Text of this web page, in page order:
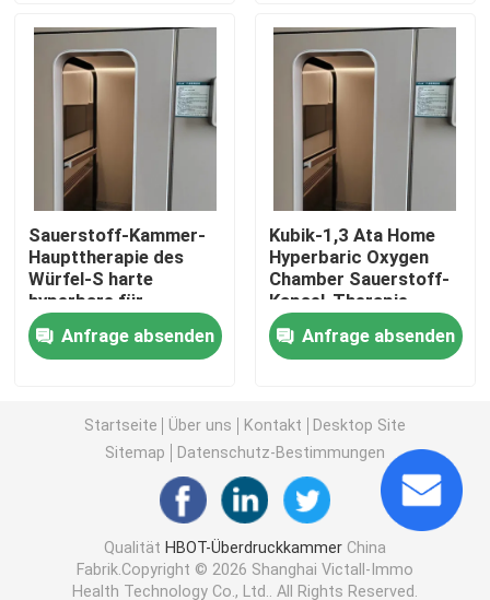
Überdruckkammer BADEKURORT
Alternde RückÜberdruckkammer
1,3 ATA Hyperbaric
Hardshell-Überdruckkammer
Sitzende Überdruckkammer
Gedrehte Sorgfalt-Überdruckkammer
Hyperbare Sauerstoff-Kammer Monoplace
Multiplace-Überdruckkammer
Sauerstoff-Kammer-
Haupttherapie des
Würfel-S harte
hyperbare für
kognitive
Beeinträchtigung
Anfrage absenden
Kubik-1,3 Ata Home
Hyperbaric Oxygen
Chamber Sauerstoff-
Kapsel-Therapie
Anfrage absenden
Startseite Über uns Kontakt
Desktop Site
Sitemap
Datenschutz-Bestimmungen
Qualität HBOT-ÜberdruckkammerChina
Fabrik.Copyright © 2026 Shanghai Victall-Immo
Health Technology Co., Ltd.. All Rights Reserved.